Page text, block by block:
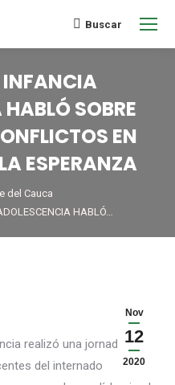
Buscar
INFANCIA
SOBRE
EN
ESPERANZA
del Cauca
HABLÓ…
Nov
12
2020
realizó una jornada
del internado